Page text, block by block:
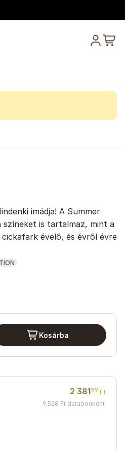
imádja! A Summer
színeket is tartalmaz, mint a
évelő, és évről évre
Kosárba
2 381 99 Ft
9,528 Ft darabonként